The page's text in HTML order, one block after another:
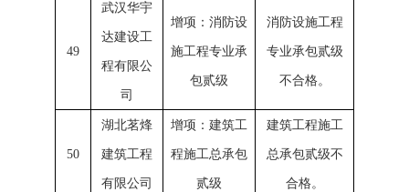
49
武汉华宇
达建设工
程有限公
司
增项：消防设
施工程专业承
包贰级
消防设施工程
专业承包贰级
不合格。
50
湖北茗烽
建筑工程
有限公司
增项：建筑工
程施工总承包
贰级
建筑工程施工
总承包贰级不
合格。